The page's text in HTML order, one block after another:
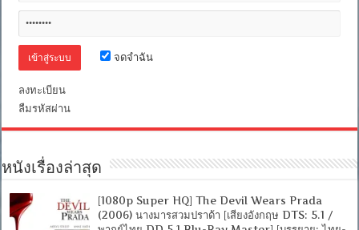
[Sub
[MASTER]
[FILEFENIX]จดจำฉัน
ลงทะเบียน
ลืมรหัสผ่าน
หนังเรื่องล่าสุด
[1080p Super HQ] The Devil Wears Prada
(2006) นางมารสวมปราด้า [เสียงอังกฤษ DTS: 5.1 /